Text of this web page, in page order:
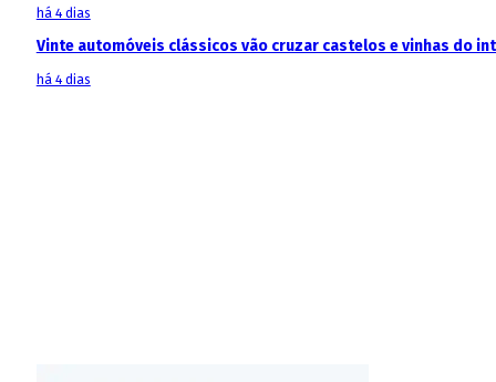
há 4 dias
Vinte automóveis clássicos vão cruzar castelos e vinhas do
há 4 dias